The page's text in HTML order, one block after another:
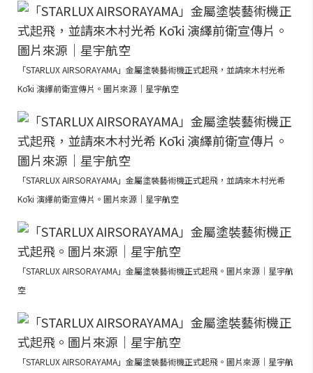
「STARLUX AIRSORAYAMA」金屬塗裝藝術機正式起飛，並請來木村光希
Kōki 演繹前衛宣傳片。圖片來源｜星宇航空
「STARLUX AIRSORAYAMA」金屬塗裝藝術機正式起飛，並請來木村光希
Kōki 演繹前衛宣傳片。圖片來源｜星宇航空
「STARLUX AIRSORAYAMA」金屬塗裝藝術機正式起飛。圖片來源｜星宇航
空
「STARLUX AIRSORAYAMA」金屬塗裝藝術機正式起飛。圖片來源｜星宇航